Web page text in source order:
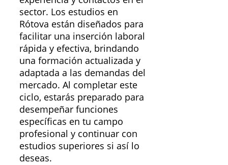
sector. Los estudios en
Rótova están diseñados para
facilitar una inserción laboral
rápida y efectiva, brindando
una formación actualizada y
adaptada a las demandas del
mercado. Al completar este
ciclo, estarás preparado para
desempeñar funciones
específicas en tu campo
profesional y continuar con
estudios superiores si así lo
deseas.